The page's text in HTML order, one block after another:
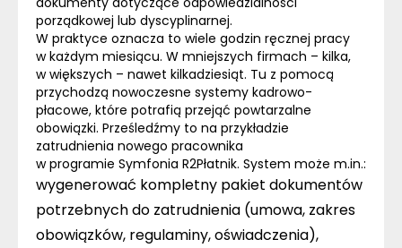
porządkowej lub dyscyplinarnej.
W praktyce oznacza to wiele godzin ręcznej pracy
w każdym miesiącu. W mniejszych firmach – kilka,
w większych – nawet kilkadziesiąt. Tu z pomocą
przychodzą nowoczesne systemy kadrowo-
płacowe, które potrafią przejąć powtarzalne
obowiązki. Prześledźmy to na przykładzie
zatrudnienia nowego pracownika
w programie Symfonia R2Płatnik. System może m.in.:
wygenerować kompletny pakiet dokumentów
potrzebnych do zatrudnienia (umowa, zakres
obowiązków, regulaminy, oświadczenia),